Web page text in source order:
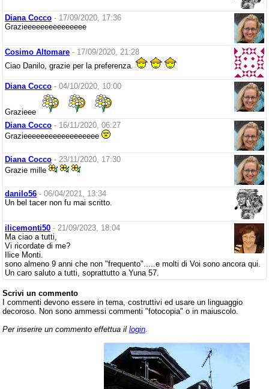
Diana Cocco - 17/09/2020, 17:36
Grazieeeeeeeeeeeeeee
Cosimo Altomare - 17/09/2020, 21:28
Ciao Danilo, grazie per la preferenza.
Diana Cocco - 04/10/2020, 10:00
Grazieee
Diana Cocco - 16/11/2020, 06:27
Grazieeeeeeeeeeeeeeeeee
Diana Cocco - 23/11/2020, 17:30
Grazie mille
danilo56 - 06/04/2021, 13:34
Un bel tacer non fu mai scritto.
ilicemonti50 - 21/09/2023, 18:04
Ma ciao a tutti,
Vi ricordate di me?
Ilice Monti.
sono almeno 9 anni che non "frequento".....e molti di Voi sono ancora qui.
Un caro saluto a tutti, soprattutto a Yuna 57.
Scrivi un commento
I commenti devono essere in tema, costruttivi ed usare un linguaggio
decoroso. Non sono ammessi commenti "fotocopia" o in maiuscolo.
Per inserire un commento effettua il login